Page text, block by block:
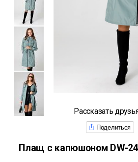
Рассказать
Поделиться
Плащ с капюшоном DW-